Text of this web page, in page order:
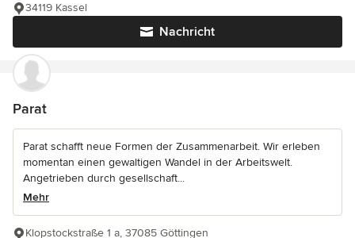
Nachricht
34119 Kassel
Parat
Parat schafft neue Formen der Zusammenarbeit. Wir erleben
momentan einen gewaltigen Wandel in der Arbeitswelt.
Angetrieben durch gesellschaft...
Mehr
Klopstockstraße 1 a, 37085 Göttingen